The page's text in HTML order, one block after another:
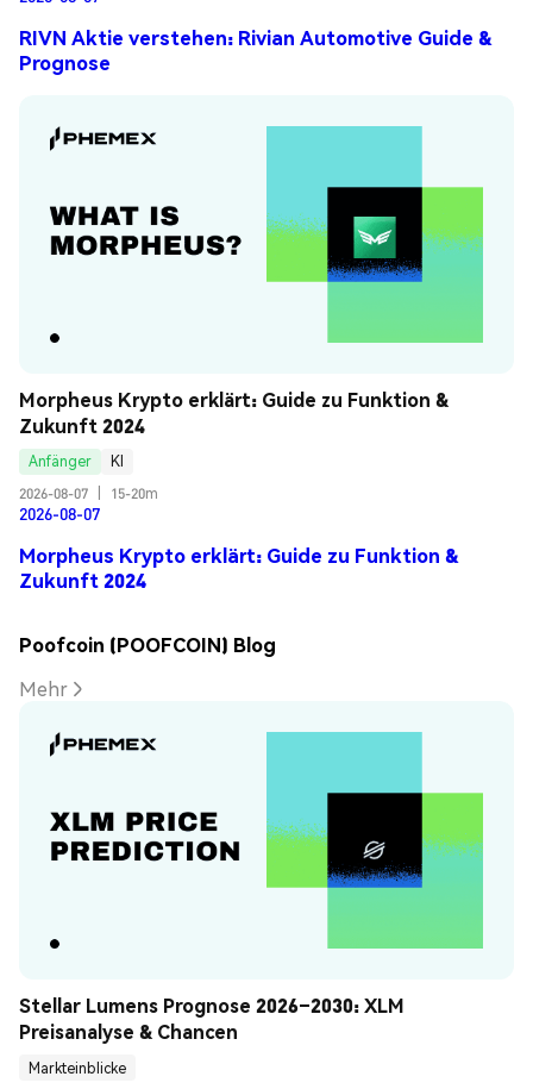
RIVN Aktie verstehen: Rivian Automotive Guide &
Prognose
Morpheus Krypto erklärt: Guide zu Funktion &
Zukunft 2024
Anfänger
KI
2026-08-07
15-20m
2026-08-07
Morpheus Krypto erklärt: Guide zu Funktion &
Zukunft 2024
Poofcoin (POOFCOIN) Blog
Mehr
Stellar Lumens Prognose 2026–2030: XLM
Preisanalyse & Chancen
Markteinblicke